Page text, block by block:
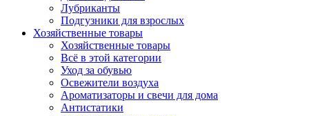
Лубриканты
Подгузники для взрослых
Хозяйственные товары
Хозяйственные товары
Всё в этой категории
Уход за обувью
Освежители воздуха
Ароматизаторы и свечи для дома
Антистатики